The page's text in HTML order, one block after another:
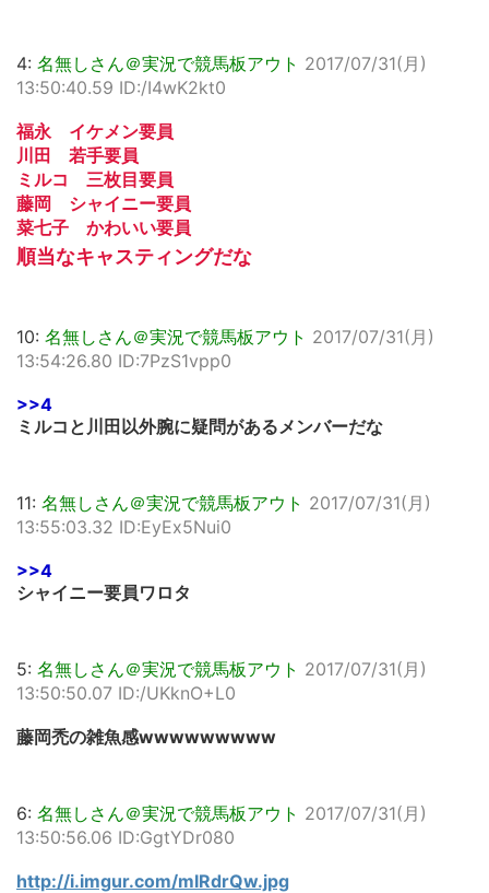
4: 名無しさん＠実況で競馬板アウト 2017/07/31(月)
13:50:40.59 ID:/I4wK2kt0
福永 イケメン要員
川田 若手要員
ミルコ 三枚目要員
藤岡 シャイニー要員
菜七子 かわいい要員
順当なキャスティングだな
10: 名無しさん＠実況で競馬板アウト 2017/07/31(月)
13:54:26.80 ID:7PzS1vpp0
>>4
ミルコと川田以外腕に疑問があるメンバーだな
11: 名無しさん＠実況で競馬板アウト 2017/07/31(月)
13:55:03.32 ID:EyEx5Nui0
>>4
シャイニー要員ワロタ
5: 名無しさん＠実況で競馬板アウト 2017/07/31(月)
13:50:50.07 ID:/UKknO+L0
藤岡禿の雑魚感wwwwwwwww
6: 名無しさん＠実況で競馬板アウト 2017/07/31(月)
13:50:56.06 ID:GgtYDr080
http://i.imgur.com/mIRdrQw.jpg